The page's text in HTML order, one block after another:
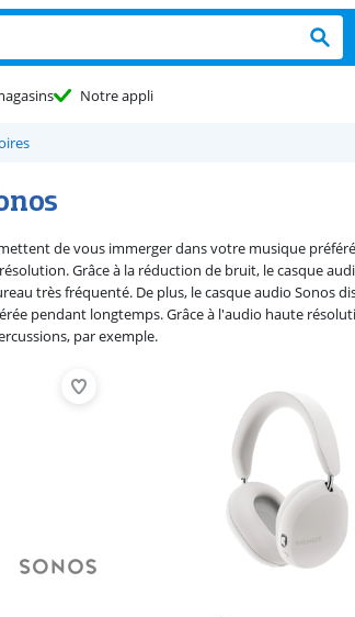
Notre appli
de vous immerger dans votre musique
Grâce à la réduction de bruit, le casque
très fréquenté. De plus, le casque audio Sonos
pendant longtemps. Grâce à l'audio haute
par exemple.